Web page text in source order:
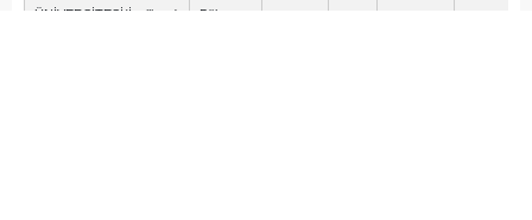
ÜNİVERSİTESİ(İngilizce)
Bölge